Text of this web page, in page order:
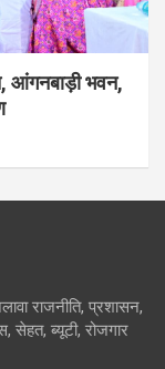
आंगनबाड़ी भवन,
राजनीति, प्रशासन,
ब्यूटी, रोजगार